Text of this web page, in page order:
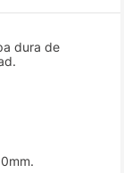
dura de